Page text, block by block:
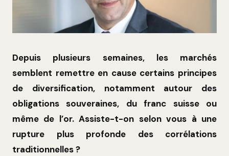
Depuis plusieurs semaines, les marchés
semblent remettre en cause certains principes
de diversification, notamment autour des
obligations souveraines, du franc suisse ou
même de l’or. Assiste-t-on selon vous à une
rupture plus profonde des corrélations
traditionnelles ?